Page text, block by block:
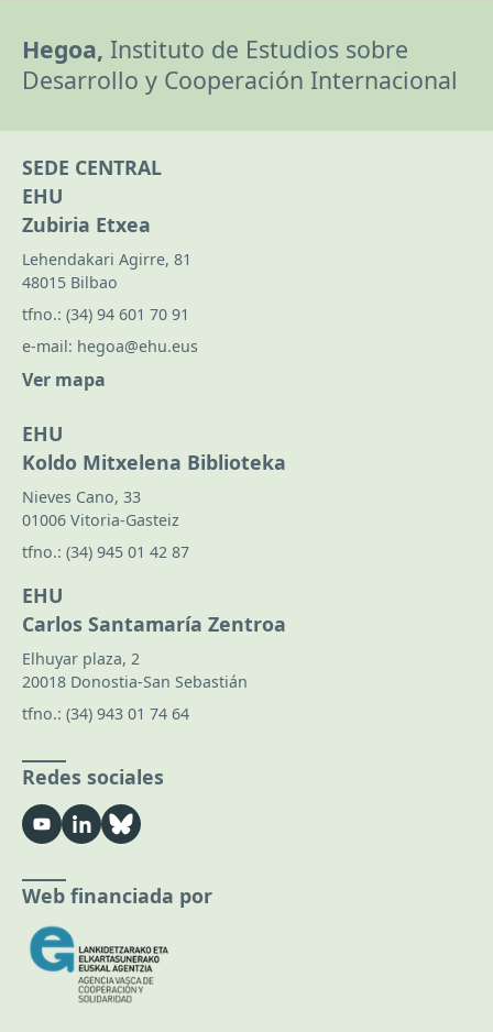
Hegoa, Instituto de Estudios sobre
Desarrollo y Cooperación Internacional
SEDE CENTRAL
EHU
Zubiria Etxea
Lehendakari Agirre, 81
48015 Bilbao
tfno.: (34) 94 601 70 91
e-mail: hegoa@ehu.eus
Ver mapa
EHU
Koldo Mitxelena Biblioteka
Nieves Cano, 33
01006 Vitoria-Gasteiz
tfno.: (34) 945 01 42 87
EHU
Carlos Santamaría Zentroa
Elhuyar plaza, 2
20018 Donostia-San Sebastián
tfno.: (34) 943 01 74 64
Redes sociales
Web financiada por